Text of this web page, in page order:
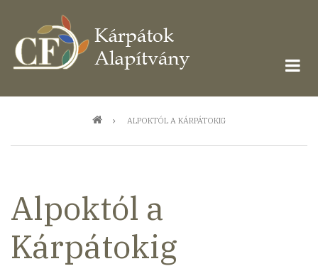
tartalomra
ALPOKTÓL A KÁRPÁTOKIG
Alpoktól a
Kárpátokig